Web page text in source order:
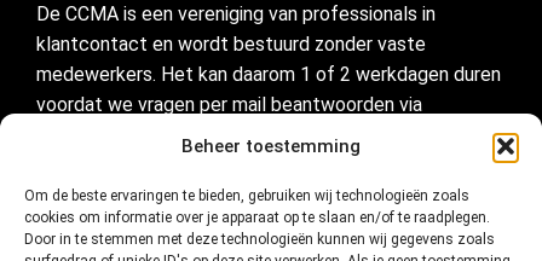
Beheer toestemming
Om de beste ervaringen te bieden, gebruiken wij technologieën zoals
cookies om informatie over je apparaat op te slaan en/of te raadplegen.
Door in te stemmen met deze technologieën kunnen wij gegevens zoals
De CCMA is een vereniging van professionals in
klantcontact en wordt bestuurd zonder vaste
medewerkers. Het kan daarom 1 of 2 werkdagen duren
voordat we vragen per mail beantwoorden via
secretariaat@ccma.nl
Handig